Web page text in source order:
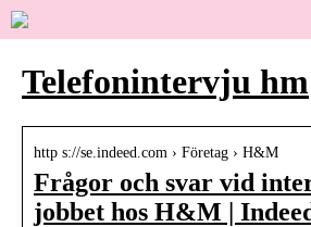
Telefonintervju hm
http s://se.indeed.com › Företag › H&M
Frågor och svar vid
jobbet hos H&M |